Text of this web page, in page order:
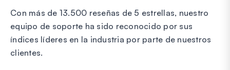
Con más de 13.500 reseñas de 5 estrellas, nuestro
equipo de soporte ha sido reconocido por sus
índices líderes en la industria por parte de nuestros
clientes.